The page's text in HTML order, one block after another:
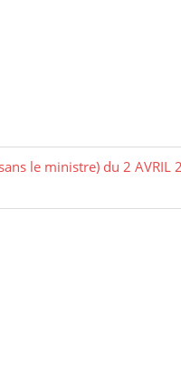
le ministre) du 2 AVRIL